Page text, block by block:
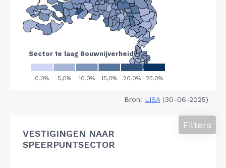
Bron: LISA(30-06-2025)
VESTIGINGEN NAAR
SPEERPUNTSECTOR
Filters